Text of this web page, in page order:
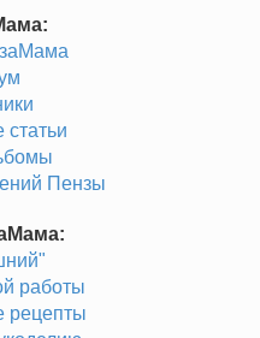
Пензы
работы
рецепты